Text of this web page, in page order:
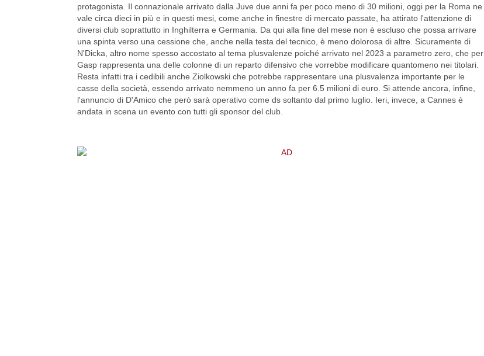
protagonista. Il connazionale arrivato dalla Juve due anni fa per poco meno di 30 milioni, oggi per la Roma ne
vale circa dieci in più e in questi mesi, come anche in finestre di mercato passate, ha attirato l'attenzione di
diversi club soprattutto in Inghilterra e Germania. Da qui alla fine del mese non è escluso che possa arrivare
una spinta verso una cessione che, anche nella testa del tecnico, è meno dolorosa di altre. Sicuramente di
N'Dicka, altro nome spesso accostato al tema plusvalenze poiché arrivato nel 2023 a parametro zero, che per
Gasp rappresenta una delle colonne di un reparto difensivo che vorrebbe modificare quantomeno nei titolari.
Resta infatti tra i cedibili anche Ziolkowski che potrebbe rappresentare una plusvalenza importante per le
casse della società, essendo arrivato nemmeno un anno fa per 6.5 milioni di euro. Si attende ancora, infine,
l'annuncio di D'Amico che però sarà operativo come ds soltanto dal primo luglio. Ieri, invece, a Cannes è
andata in scena un evento con tutti gli sponsor del club.